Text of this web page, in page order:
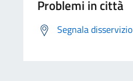
Problemi in città
Segnala disservizio